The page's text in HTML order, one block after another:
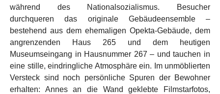
während des Nationalsozialismus. Besucher
durchqueren das originale Gebäudeensemble –
bestehend aus dem ehemaligen Opekta-Gebäude, dem
angrenzenden Haus 265 und dem heutigen
Museumseingang in Hausnummer 267 – und tauchen in
eine stille, eindringliche Atmosphäre ein. Im unmöblierten
Versteck sind noch persönliche Spuren der Bewohner
erhalten: Annes an die Wand geklebte Filmstarfotos,